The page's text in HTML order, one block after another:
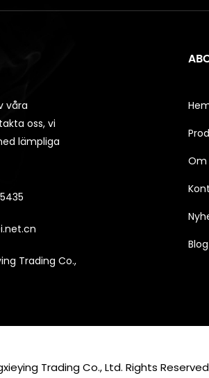
våra
oss, vi
lämpliga
Trading Co.,
Om
Blog
Trading Co., Ltd. Rights